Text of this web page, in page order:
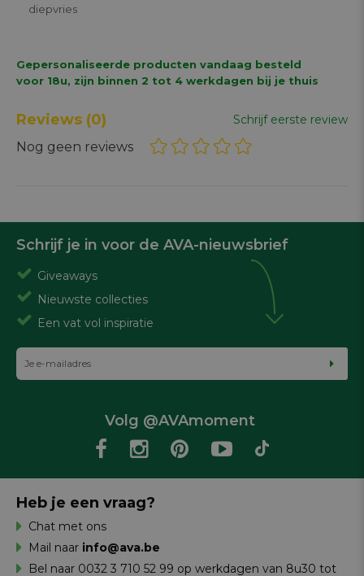
diepvries
Gepersonaliseerde producten vandaag besteld
voor 18u, zijn binnen 2 tot 4 werkdagen bij je thuis
Reviews (0) Schrijf eerste review
Nog geen reviews
Schrijf je in voor de AVA-nieuwsbrief
Giveaways
Nieuwste collecties
Een vat vol inspiratie
Volg @AVAmoment
Heb je een vraag?
Chat met ons
Mail naar info@ava.be
Bel naar 0032 3 710 52 99 op werkdagen van 8u30 tot